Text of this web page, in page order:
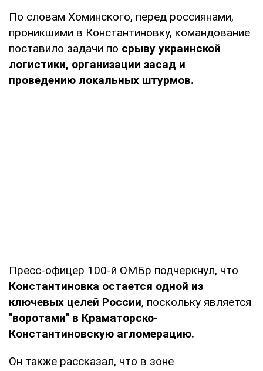
По словам Хоминского, перед россиянами,
проникшими в Константиновку, командование
поставило задачи по срыву украинской
логистики, организации засад и
проведению локальных штурмов.
Пресс-офицер 100-й ОМБр подчеркнул, что
Константиновка остается одной из
ключевых целей России, поскольку является
"воротами" в Краматорско-
Константиновскую агломерацию.
Он также рассказал, что в зоне